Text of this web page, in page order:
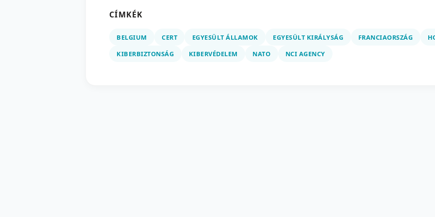
CÍMKÉK
BELGIUM CERT EGYESÜLT ÁLLAMOK EGYESÜLT KIRÁLYSÁG FRANCIAORSZÁG
KIBERBIZTONSÁG
KIBERVÉDELEM NATO NCI AGENCY